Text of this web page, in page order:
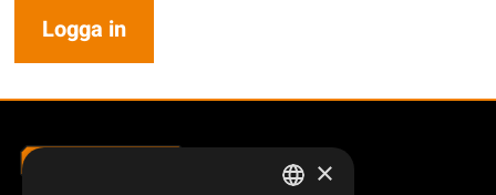
Logga in
×